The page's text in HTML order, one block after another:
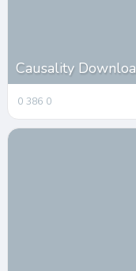
Causality
0 386 0